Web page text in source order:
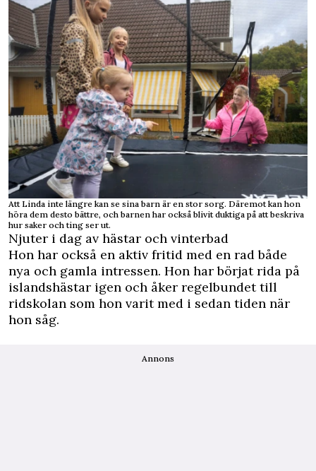
Att Linda inte längre kan se sina barn är en stor sorg. Däremot kan hon
höra dem desto bättre, och barnen har också blivit duktiga på att beskriva
hur saker och ting ser ut.
Njuter i dag av hästar och vinterbad
Hon har också en aktiv fritid med en rad både
nya och gamla intressen. Hon har börjat rida på
islandshästar igen och åker regelbundet till
ridskolan som hon varit med i sedan tiden när
hon såg.
Annons